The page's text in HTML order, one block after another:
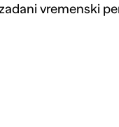
vremenski